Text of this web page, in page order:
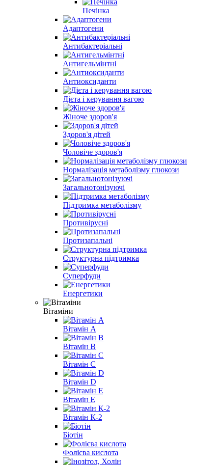
Печінка
Адаптогени
Антибактеріальні
Антигельмінтні
Антиоксиданти
Дієта і керування вагою
Жіноче здоров'я
Здоров'я дітей
Чоловіче здоров'я
Нормалізація метаболізму глюкози
Загальнотонізуючі
Підтримка метаболізму
Противірусні
Протизапальні
Структурна підтримка
Суперфуди
Енергетики
Вітаміни
Вітамін A
Вітамін B
Вітамін С
Вітамін D
Вітамін E
Вітамін К-2
Біотін
Фолієва кислота